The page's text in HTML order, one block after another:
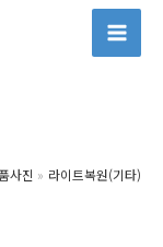
Main
사진 라이트복원(기타)